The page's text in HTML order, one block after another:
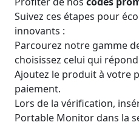
Suivez ces étapes pour
innovants :
Parcourez notre gamme
choisissez celui qui
Ajoutez le produit à votre
paiement.
Lors de la vérification,
Portable Monitor dans la